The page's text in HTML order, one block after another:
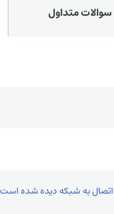
سوالات متداول
اتصال به شبکه دیده شده است